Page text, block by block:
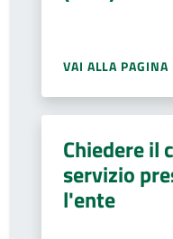
VAI ALLA PAGINA
Chiedere il
servizio
l'ente